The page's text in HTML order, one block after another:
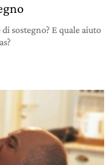
sostegno? E quale aiuto